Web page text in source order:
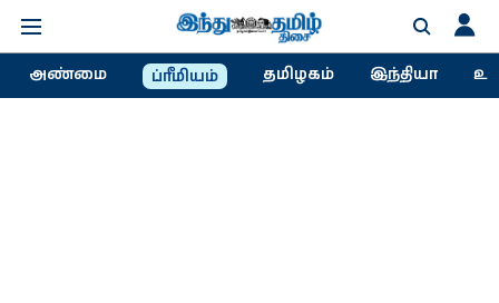
அண்மை ப்ரீமியம் தமிழகம் இந்தியா